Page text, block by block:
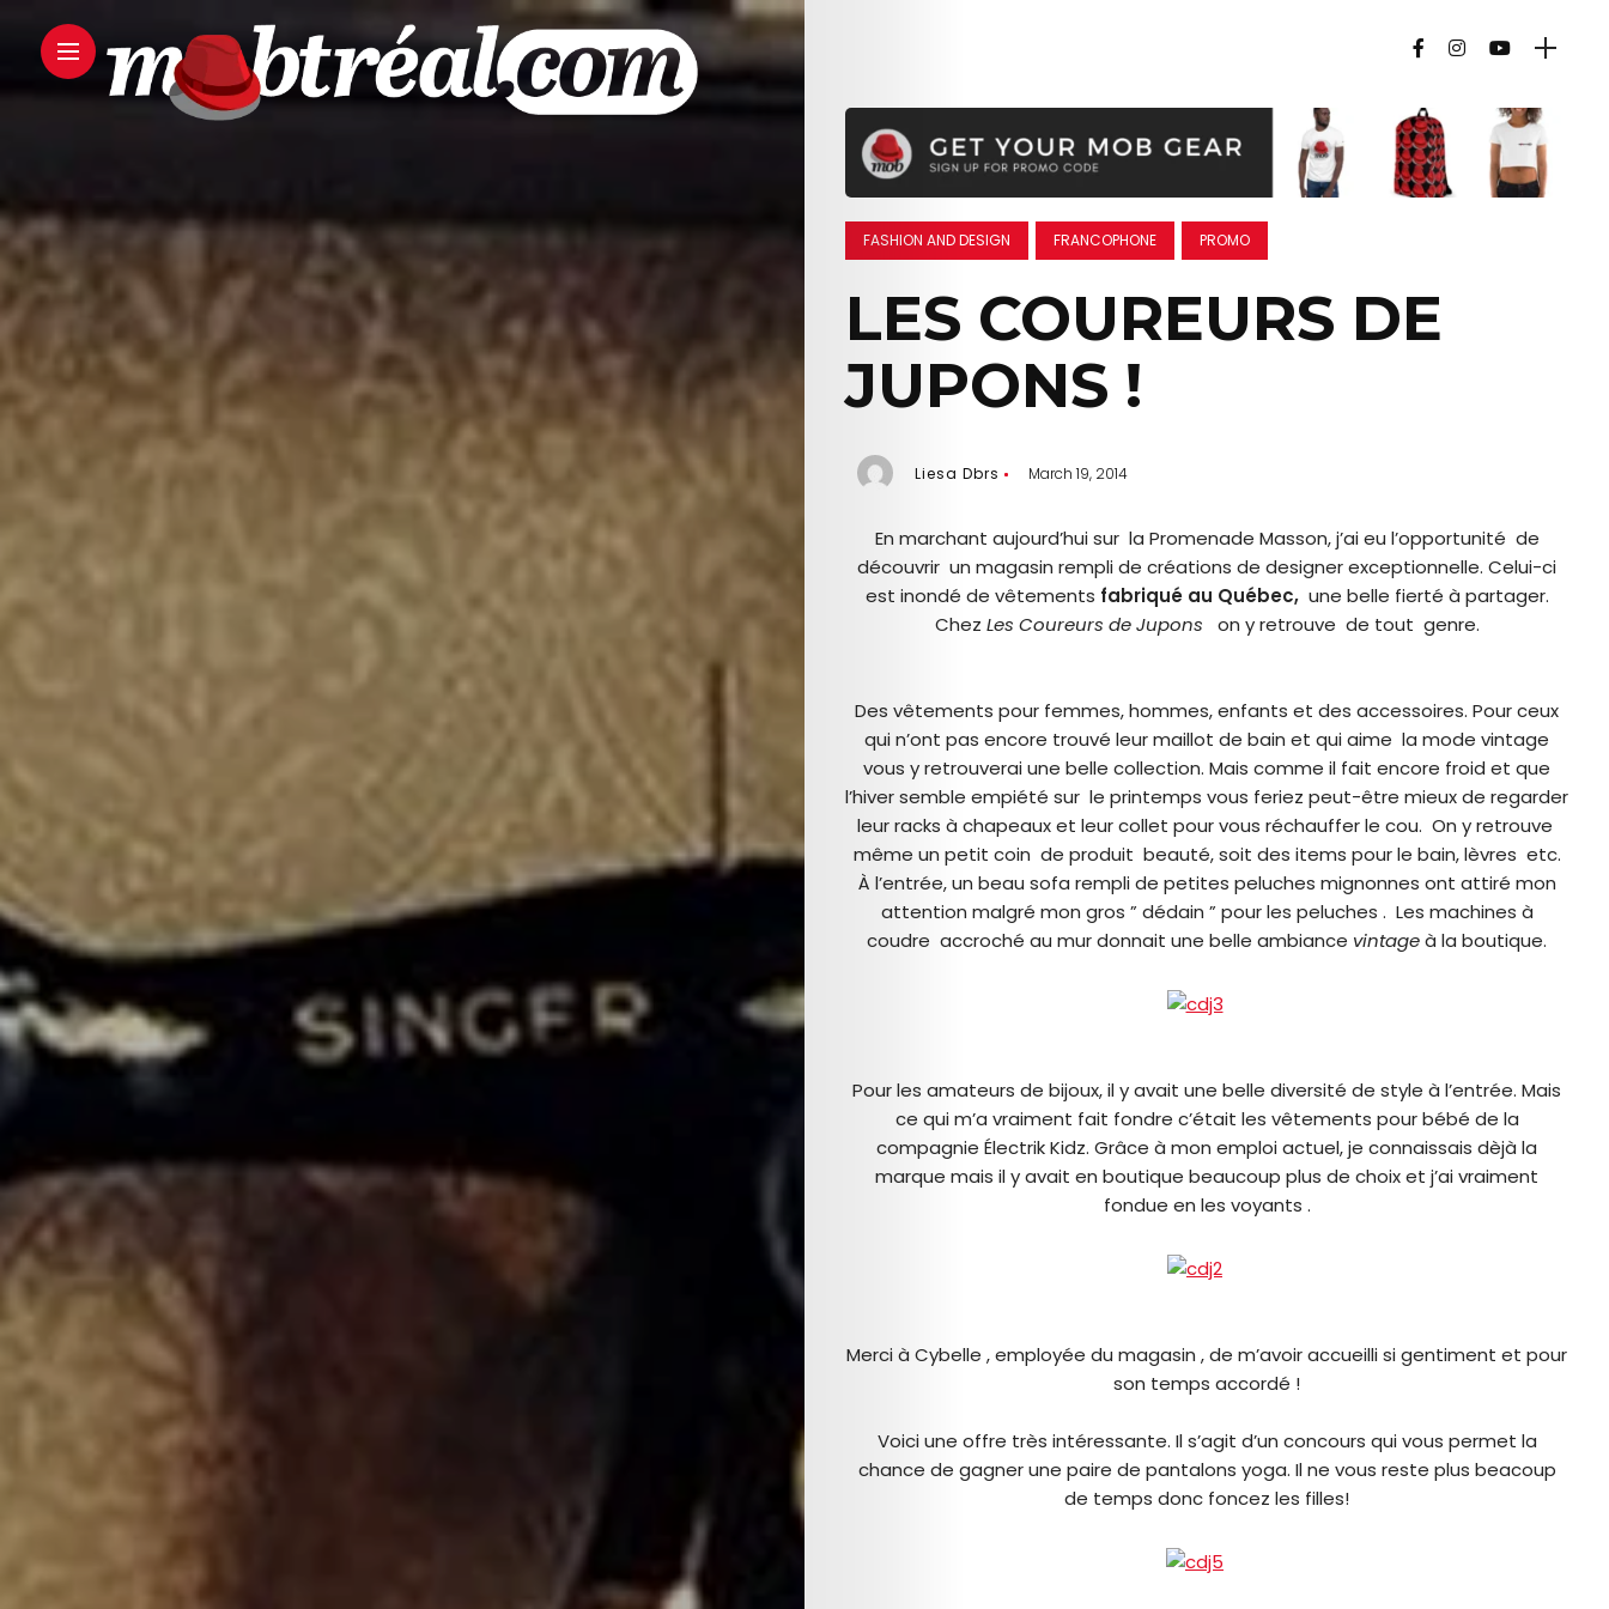
Arts
FASHION AND DESIGN FRANCOPHONE PROMO
LES COUREURS DE
JUPONS !
Liesa Dbrs March 19, 2014
En marchant aujourd’hui sur la Promenade Masson, j’ai eu l’opportunité de
découvrir un magasin rempli de créations de designer exceptionnelle. Celui-ci
est inondé de vêtements fabriqué au Québec,une belle fierté à partager.
Chez Les Coureurs de Jupons on y retrouve de tout genre.
Des vêtements pour femmes, hommes, enfants et des accessoires. Pour ceux
qui n’ont pas encore trouvé leur maillot de bain et qui aime la mode vintage
vous y retrouverai une belle collection. Mais comme il fait encore froid et que
l’hiver semble empiété sur le printemps vous feriez peut-être mieux de regarder
leur racks à chapeaux et leur collet pour vous réchauffer le cou. On y retrouve
même un petit coin de produit beauté, soit des items pour le bain, lèvres etc.
À l’entrée, un beau sofa rempli de petites peluches mignonnes ont attiré mon
attention malgré mon gros ” dédain ” pour les peluches . Les machines à
coudre accroché au mur donnait une belle ambiance vintageà la boutique.
Pour les amateurs de bijoux, il y avait une belle diversité de style à l’entrée. Mais
ce qui m’a vraiment fait fondre c’était les vêtements pour bébé de la
compagnie Électrik Kidz. Grâce à mon emploi actuel, je connaissais dèjà la
marque mais il y avait en boutique beaucoup plus de choix et j’ai vraiment
fondue en les voyants .
Merci à Cybelle , employée du magasin , de m’avoir accueilli si gentiment et pour
son temps accordé !
Voici une offre très intéressante. Il s’agit d’un concours qui vous permet la
chance de gagner une paire de pantalons yoga. Il ne vous reste plus beacoup
de temps donc foncez les filles!